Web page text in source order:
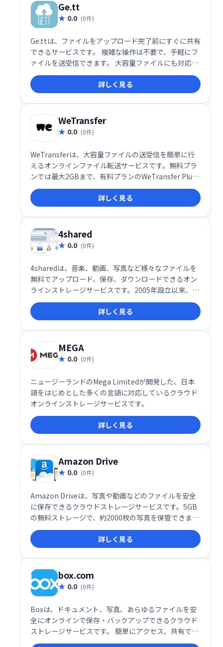
Ge.tt
0.0 (0件)
Ge.ttは、ファイルをアップロード完了前にすぐに共有
できるサービスです。 複雑な操作は不要で、手軽にフ
ァイルを送受信できます。 大容量ファイルにも対応
し、スムーズなデータ共有を実現します。 ビジネスシ
ーンから個人利用まで、幅広い用途でご活用いただけ
ます。
詳しく見る
WeTransfer
0.0 (0件)
WeTransferは、大容量ファイルの送受信を簡単に行
えるオンラインファイル転送サービスです。無料プラ
ンでは最大2GBまで、有料プランのWeTransfer Plus
では最大20GBまで送受信可能です。登録不要で利用
できる無料プランも魅力です。直感的なインターフェ
ースで、手間をかけずにファイルを共有できます。
詳しく見る
4shared
0.0 (0件)
4sharedは、音楽、動画、写真など様々なファイルを
無料でアップロード、保存、ダウンロードできるオン
ラインストレージサービスです。2005年設立以来、世
界中で利用されており、高品質のホスティングと共有
機能を提供。直感的で使いやすいインターフェース
で、データへのアクセスを容易にします。
詳しく見る
MEGA
0.0 (0件)
ニュージーランドのMega Limitedが開発した、日本
語をはじめとした多くの言語に対応しているクラウド
オンラインストレージサービスです。
詳しく見る
Amazon Drive
0.0 (0件)
Amazon Driveは、写真や動画などのファイルを安全
に保存できるクラウドストレージサービスです。5GB
の無料ストレージで、約2000枚の写真を保管できま
す。必要に応じて、有料プランでストレージ容量を増
やすことも可能です。大切な思い出やデータを、いつ
でもどこからでもアクセスできる安心のクラウド環境
を提供します。
詳しく見る
box.com
0.0 (0件)
Boxは、ドキュメント、写真、あらゆるファイルを安
全にオンラインで保存・バックアップできるクラウド
ストレージサービスです。 簡単にアクセス、共有で
き、ビジネスの生産性向上に貢献します。 大切なデー